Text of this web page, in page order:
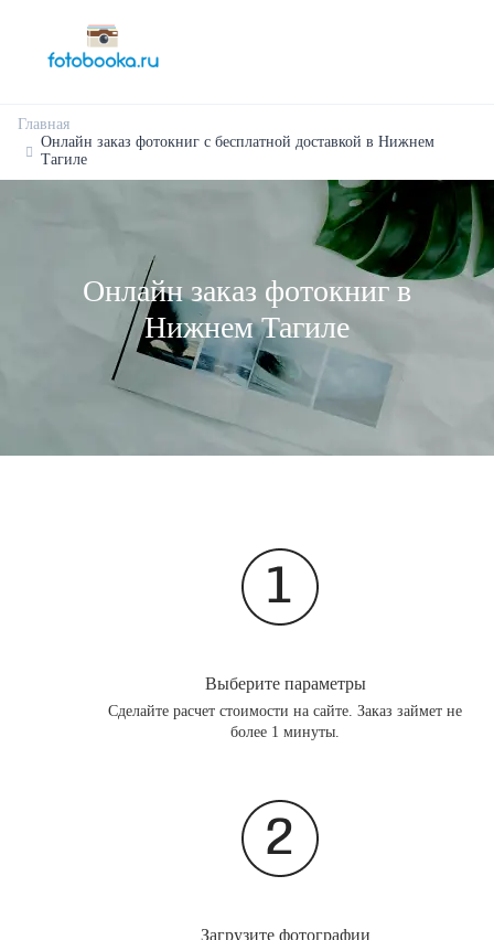
Главная
Онлайн заказ фотокниг с бесплатной доставкой в Нижнем
Тагиле
Онлайн заказ фотокниг в
Нижнем Тагиле
Выберите параметры
Сделайте расчет стоимости на сайте. Заказ займет не
более 1 минуты.
Загрузите фотографии